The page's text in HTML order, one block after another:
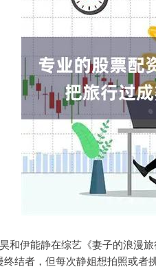
和伊能静在综艺《妻子的浪漫
终结者，但每次静姐想拍照或者